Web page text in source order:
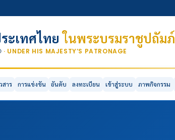
ะเทศไทยในพระบรมราชูปถัมภ์
· UNDER HIS MAJESTY’S PATRONAGE
สาร การแข่งขัน อันดับ ลงทะเบียน เข้าสู่ระบบ ภาพกิจกรรม